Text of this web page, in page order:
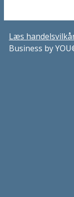
Læs
Business by